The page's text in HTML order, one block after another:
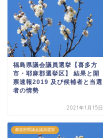
福島県議会議員選挙【喜多方
市・耶麻郡選挙区】 結果と開
票速報2019 及び候補者と当選
者の情勢
2021年1月15日
都道府県議会議員選挙